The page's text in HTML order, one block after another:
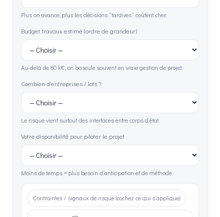
Plus on avance, plus les décisions “tardives” coûtent cher.
Budget travaux estimé (ordre de grandeur)
Au-delà de 80 k€, on bascule souvent en vraie gestion de projet.
Combien d’entreprises / lots ?
Le risque vient surtout des interfaces entre corps d’état.
Votre disponibilité pour piloter le projet
Moins de temps = plus besoin d’anticipation et de méthode.
Contraintes / signaux de risque (cochez ce qui s’applique)